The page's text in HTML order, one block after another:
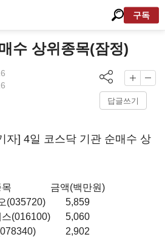
구독
수 상위종목(잠정)
답글쓰기
자] 4일 코스닥 기관 순매수 상
목
금액(백만원)
(035720)
5,859
(016100)
5,060
2,902